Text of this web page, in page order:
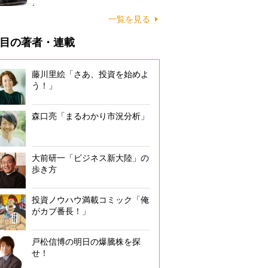
一覧を見る
の著者・連載
藤川里絵「さあ、投資を始めよ
う！」
森口亮「まるわかり市況分析」
大前研一「ビジネス新大陸」の
歩き方
投資ノウハウ満載コミック「俺
がカブ番長！」
戸松信博の明日の爆騰株を探
せ！